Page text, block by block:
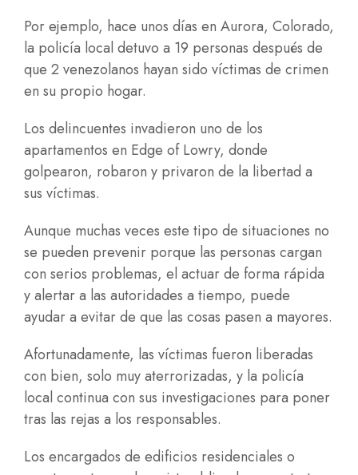
Por ejemplo, hace unos días en Aurora, Colorado,
la policía local detuvo a 19 personas después de
que 2 venezolanos hayan sido víctimas de crimen
en su propio hogar.
Los delincuentes invadieron uno de los
apartamentos en Edge of Lowry, donde
golpearon, robaron y privaron de la libertad a
sus víctimas.
Aunque muchas veces este tipo de situaciones no
se pueden prevenir porque las personas cargan
con serios problemas, el actuar de forma rápida
y alertar a las autoridades a tiempo, puede
ayudar a evitar de que las cosas pasen a mayores.
Afortunadamente, las víctimas fueron liberadas
con bien, solo muy aterrorizadas, y la policía
local continua con sus investigaciones para poner
tras las rejas a los responsables.
Los encargados de edificios residenciales o